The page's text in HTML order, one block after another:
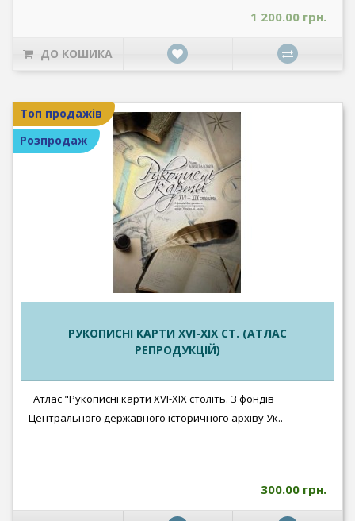
1 200.00 грн.
ДО КОШИКА
Топ продажів
Розпродаж
РУКОПИСНІ КАРТИ XVI-XIX СТ. (АТЛАС
РЕПРОДУКЦІЙ)
Атлас "Рукописні карти XVI-XIX століть. З фондів
Центрального державного історичного архіву Ук..
300.00 грн.